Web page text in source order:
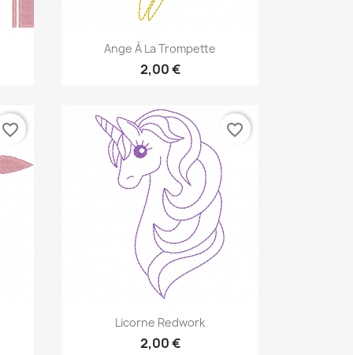
Aperçu rapide
Ange À La Trompette
2,00 €
favorite_border
Aperçu rapide
Licorne Redwork
2,00 €
favorite_border